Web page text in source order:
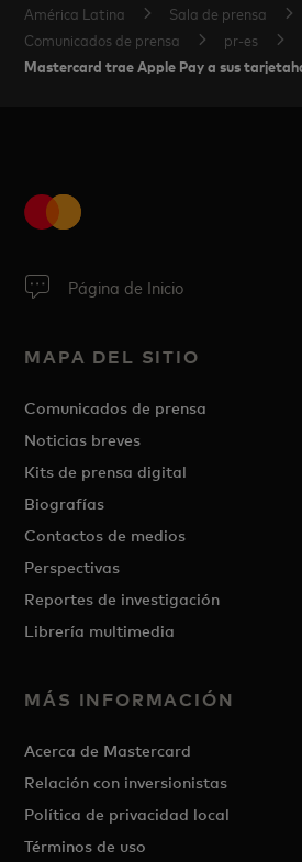
América Latina
Sala de prensa
Comunicados de prensa
pr-es
Mastercard trae Apple Pay a sus
Página de Inicio
MAPA DEL SITIO
Comunicados de prensa
Noticias breves
Kits de prensa digital
Biografías
Contactos de medios
Perspectivas
Reportes de investigación
Librería multimedia
MÁS INFORMACIÓN
Acerca de Mastercard
Relación con inversionistas
Política de privacidad local
Términos de uso